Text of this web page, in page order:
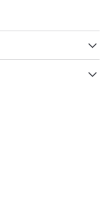
décontracté et
sportswear est
d'un